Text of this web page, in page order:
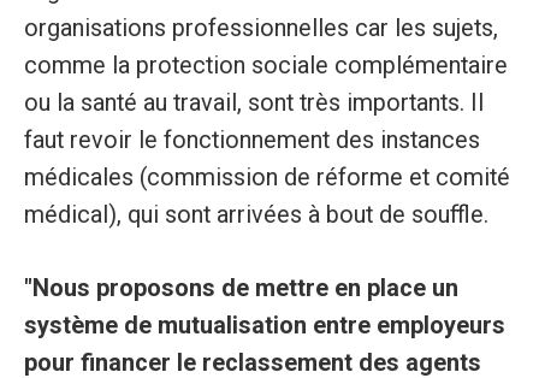
organisations professionnelles car les sujets,
comme la protection sociale complémentaire
ou la santé au travail, sont très importants. Il
faut revoir le fonctionnement des instances
médicales (commission de réforme et comité
médical), qui sont arrivées à bout de souffle.
"Nous proposons de mettre en place un
système de mutualisation entre employeurs
pour financer le reclassement des agents